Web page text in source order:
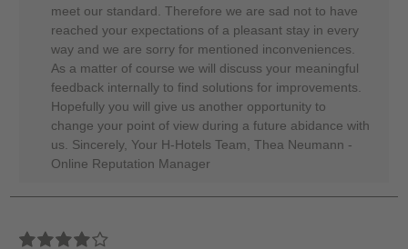
meet our standard. Therefore we are sad not to have
reached your expectations of a pleasant stay in every
way and we are sorry for mentioned inconveniences.
As a matter of course we will discuss your meaningful
feedback internally to find solutions for improvements.
Hopefully you will give us another opportunity to
change your point of view during a future abidance with
us. Sincerely, Your H-Hotels Team, Thea Neumann -
Online Reputation Manager